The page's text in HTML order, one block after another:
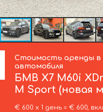
Стоимость аренды в
автомобиля
БМВ X7 M60i
M Sport (новая
€ 600 х 1 день = € 600,